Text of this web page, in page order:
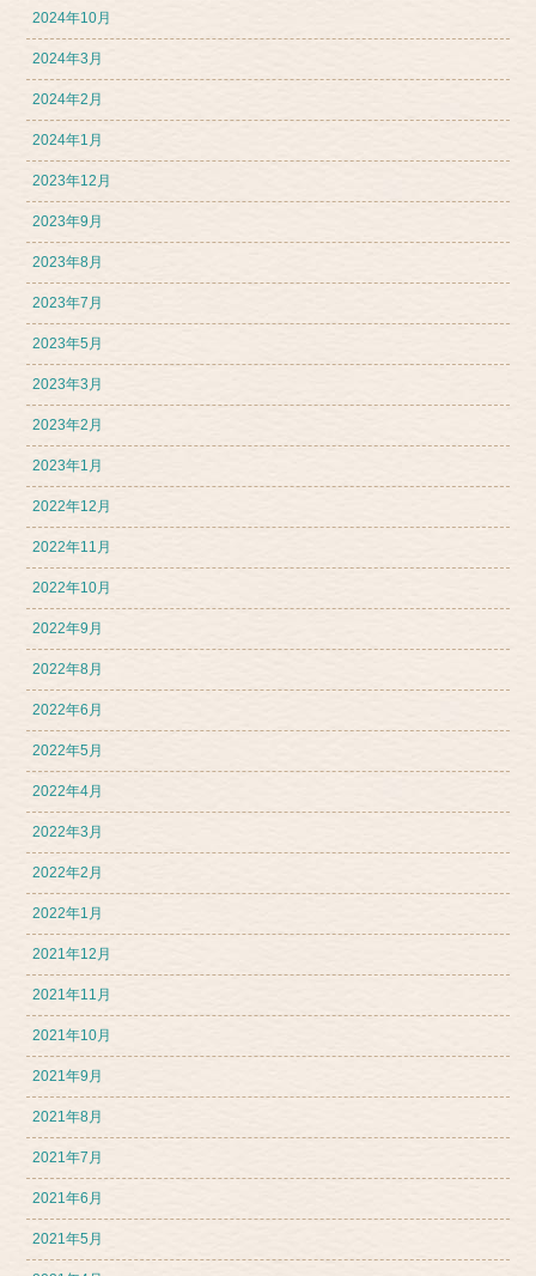
2024年10月
2024年3月
2024年2月
2024年1月
2023年12月
2023年9月
2023年8月
2023年7月
2023年5月
2023年3月
2023年2月
2023年1月
2022年12月
2022年11月
2022年10月
2022年9月
2022年8月
2022年6月
2022年5月
2022年4月
2022年3月
2022年2月
2022年1月
2021年12月
2021年11月
2021年10月
2021年9月
2021年8月
2021年7月
2021年6月
2021年5月